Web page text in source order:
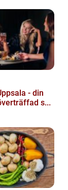
- din
s...